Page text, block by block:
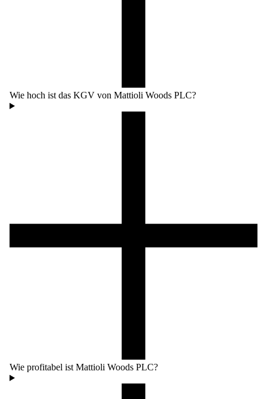
Wie hoch ist das KGV von Mattioli Woods PLC?
Wie profitabel ist Mattioli Woods PLC?